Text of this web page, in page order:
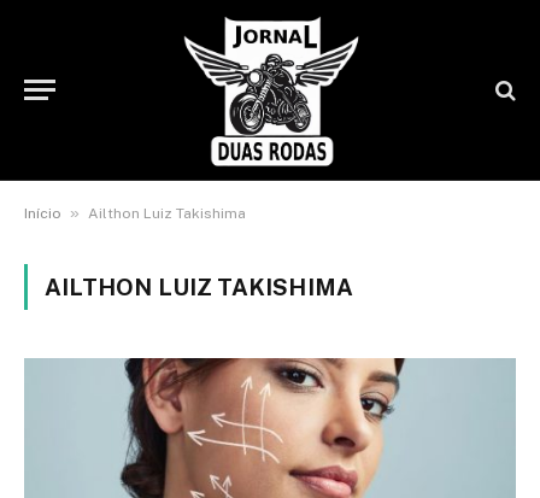
Início » Ailthon Luiz Takishima
AILTHON LUIZ TAKISHIMA